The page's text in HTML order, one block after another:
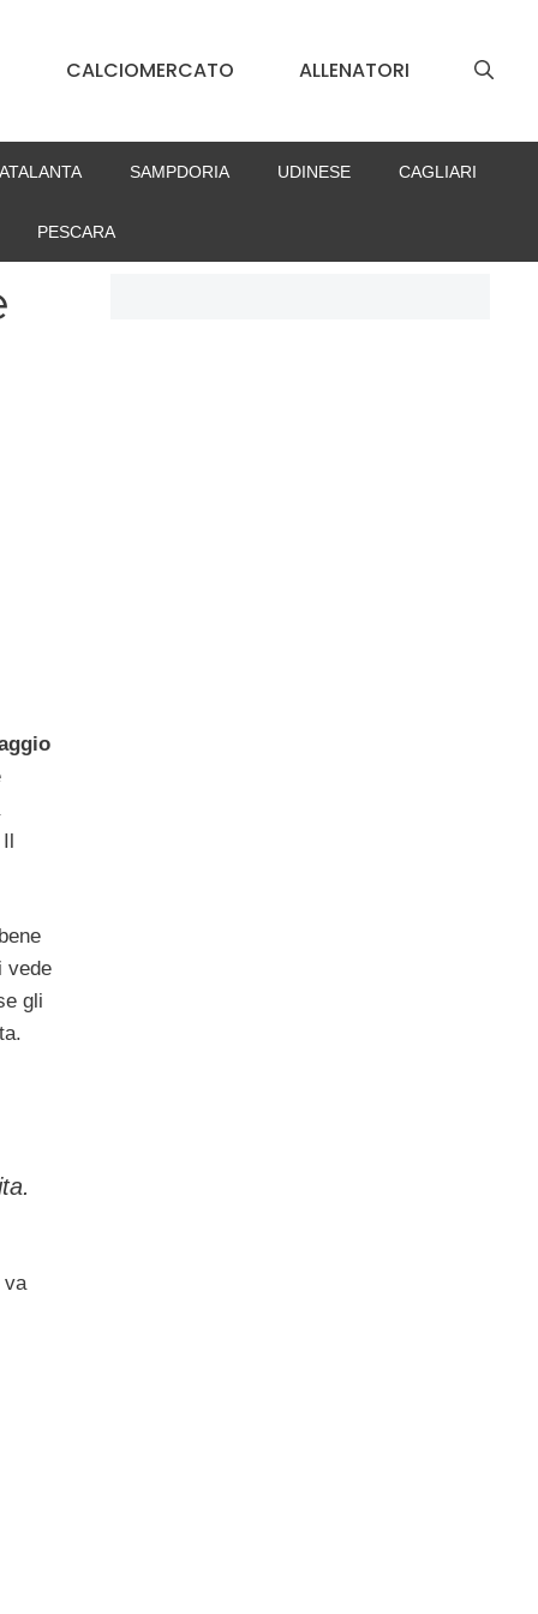
CALCIOMERCATO ALLENATORI
SAMPDORIA UDINESE CAGLIARI
PESCARA
vede
gli
va